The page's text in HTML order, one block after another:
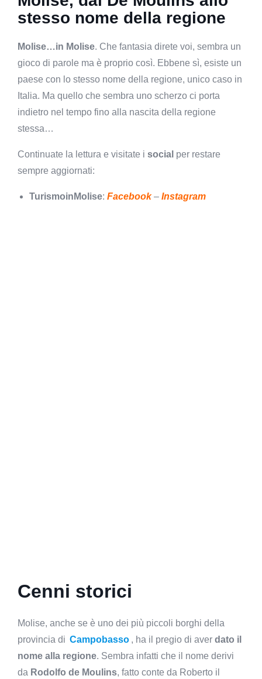
stesso nome della regione
Molise…in Molise. Che fantasia direte voi, sembra un
gioco di parole ma è proprio così. Ebbene sì, esiste un
paese con lo stesso nome della regione, unico caso in
Italia. Ma quello che sembra uno scherzo ci porta
indietro nel tempo fino alla nascita della regione
stessa…
Continuate la lettura e visitate i social per restare
sempre aggiornati:
TurismoinMolise: Facebook – Instagram
Cenni storici
Molise, anche se è uno dei più piccoli borghi della
provincia di Campobasso , ha il pregio di averdato il
nome alla regione. Sembra infatti che il nome derivi
da Rodolfo de Moulins, fatto conte da Roberto il